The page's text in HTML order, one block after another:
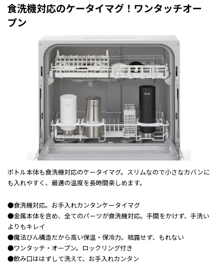
食洗機対応のケータイマグ！ワンタッチオー
プン
ボトル本体も食洗機対応のケータイマグ。スリムなので小さなカバンに
も入れやすく、最適の温度を長時間楽しめます。
●食洗機対応。お手入れカンタンケータイマグ
●金属本体を含め、全てのパーツが食洗機対応。手間をかけず、手洗い
よりもキレイ
●魔法びん構造だから高い保温・保冷力。結露せず、もれない
●ワンタッチ・オープン。ロックリング付き
●飲み口ははずして洗えて、お手入れカンタン